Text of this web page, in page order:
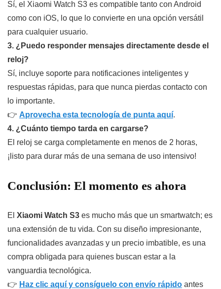
Sí, el Xiaomi Watch S3 es compatible tanto con Android
como con iOS, lo que lo convierte en una opción versátil
para cualquier usuario.
3. ¿Puedo responder mensajes directamente desde el
reloj?
Sí, incluye soporte para notificaciones inteligentes y
respuestas rápidas, para que nunca pierdas contacto con
lo importante.
👉 Aprovecha esta tecnología de punta aquí.
4. ¿Cuánto tiempo tarda en cargarse?
El reloj se carga completamente en menos de 2 horas,
¡listo para durar más de una semana de uso intensivo!
Conclusión: El momento es ahora
El Xiaomi Watch S3 es mucho más que un smartwatch; es
una extensión de tu vida. Con su diseño impresionante,
funcionalidades avanzadas y un precio imbatible, es una
compra obligada para quienes buscan estar a la
vanguardia tecnológica.
👉 Haz clic aquí y consíguelo con envío rápido antes